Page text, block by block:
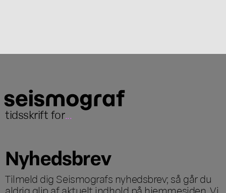
tidsskrift for...
Nyhedsbrev
Tilmeld dig Seismografs nyhedsbrev; så går du
aldrig glip af aktuelt indhold på hjemmesiden. Vi